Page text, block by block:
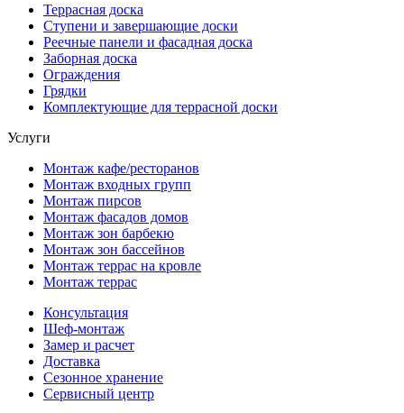
Террасная доска
Ступени и завершающие доски
Реечные панели и фасадная доска
Заборная доска
Ограждения
Грядки
Комплектующие для террасной доски
Услуги
Монтаж кафе/ресторанов
Монтаж входных групп
Монтаж пирсов
Монтаж фасадов домов
Монтаж зон барбекю
Монтаж зон бассейнов
Монтаж террас на кровле
Монтаж террас
Консультация
Шеф-монтаж
Замер и расчет
Доставка
Сезонное хранение
Сервисный центр